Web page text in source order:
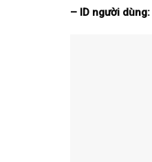
– ID người dùng: